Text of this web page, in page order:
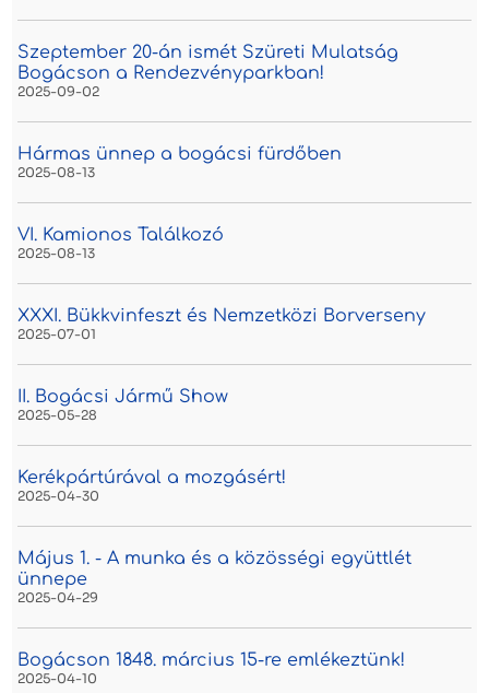
Szeptember 20-án ismét Szüreti Mulatság
Bogácson a Rendezvényparkban!
2025-09-02
Hármas ünnep a bogácsi fürdőben
2025-08-13
VI. Kamionos Találkozó
2025-08-13
XXXI. Bükkvinfeszt és Nemzetközi Borverseny
2025-07-01
II. Bogácsi Jármű Show
2025-05-28
Kerékpártúrával a mozgásért!
2025-04-30
Május 1. - A munka és a közösségi együttlét
ünnepe
2025-04-29
Bogácson 1848. március 15-re emlékeztünk!
2025-04-10